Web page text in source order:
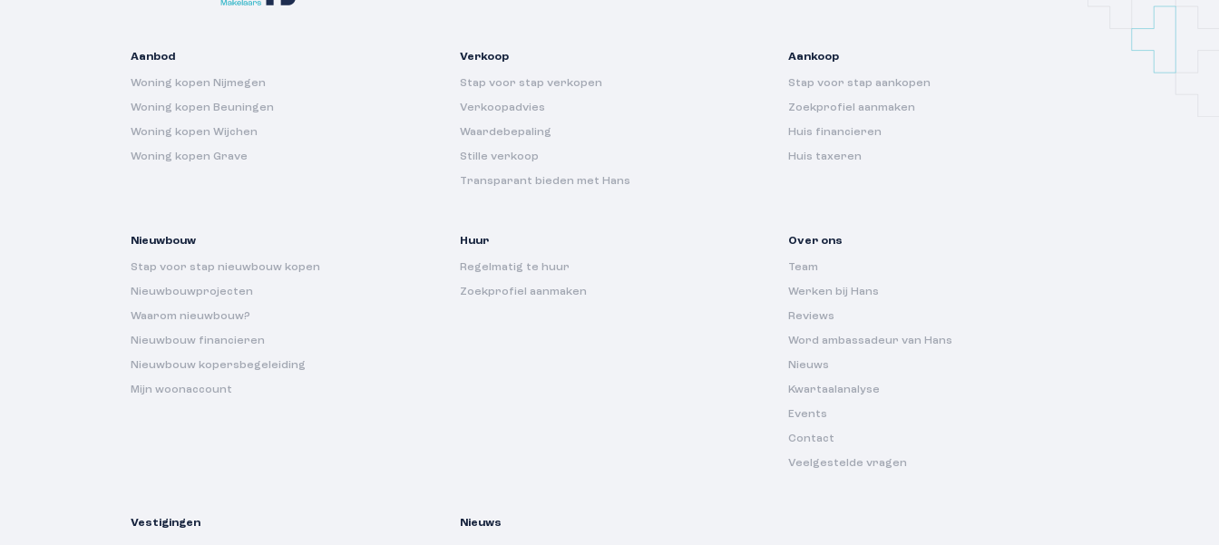
Aanbod
Woning kopen Nijmegen
Woning kopen Beuningen
Woning kopen Wijchen
Woning kopen Grave
Verkoop
Stap voor stap verkopen
Verkoopadvies
Waardebepaling
Stille verkoop
Transparant bieden met Hans
Aankoop
Stap voor stap aankopen
Zoekprofiel aanmaken
Huis financieren
Huis taxeren
Nieuwbouw
Stap voor stap nieuwbouw kopen
Nieuwbouwprojecten
Waarom nieuwbouw?
Nieuwbouw financieren
Nieuwbouw kopersbegeleiding
Mijn woonaccount
Huur
Regelmatig te huur
Zoekprofiel aanmaken
Over ons
Team
Werken bij Hans
Reviews
Word ambassadeur van Hans
Nieuws
Kwartaalanalyse
Events
Contact
Veelgestelde vragen
Vestigingen Nieuws